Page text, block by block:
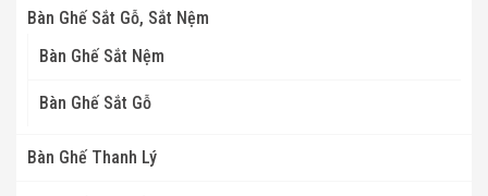
Bàn Ghế Sắt Gỗ, Sắt Nệm
Bàn Ghế Sắt Nệm
Bàn Ghế Sắt Gỗ
Bàn Ghế Thanh Lý